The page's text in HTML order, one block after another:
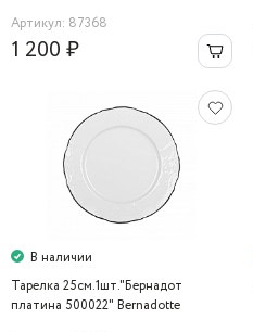
Артикул: 87368
1 200 ₽
В наличии
Тарелка 25см.1шт."Бернадот
платина 500022" Bernadotte